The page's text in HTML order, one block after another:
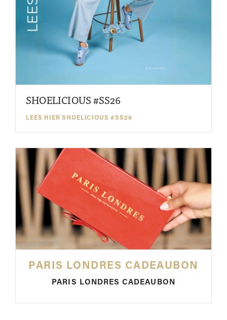
SHOELICIOUS #SS26
LEES HIER SHOELICIOUS #SS26
PARIS LONDRES CADEAUBON
PARIS LONDRES CADEAUBON